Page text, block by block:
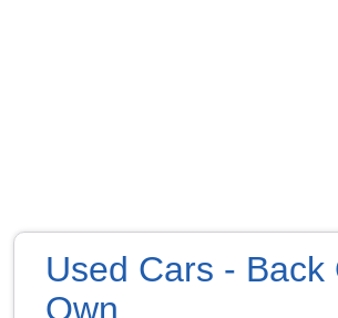
Used Cars - Back
Own